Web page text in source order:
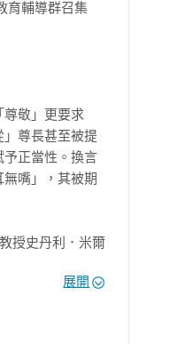
從權威！不服從
代代的權威予以
：除非老師准許
話；不能跟老師
，它們依然影響
，不是所有的權
不義的權威有何
完整地呈現在這
育輔導群召集
敬」更要求
」尊長甚至被提
正當性。換言
嘴」，其被期
授史丹利．米爾
要進行處罰與學
展開